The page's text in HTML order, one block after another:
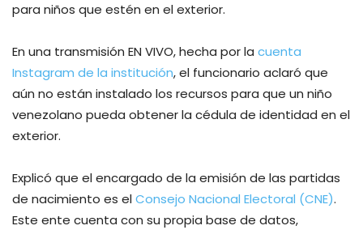
para niños que estén en el exterior.
En una transmisión EN VIVO, hecha por la cuenta
Instagram de la institución, el funcionario aclaró que
aún no están instalado los recursos para que un niño
venezolano pueda obtener la cédula de identidad en el
exterior.
Explicó que el encargado de la emisión de las partidas
de nacimiento es elConsejo Nacional Electoral (CNE).
Este ente cuenta con su propia base de datos,